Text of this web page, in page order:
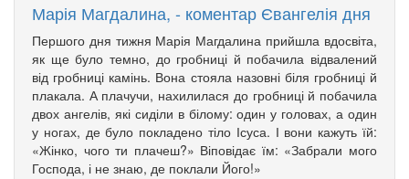
Марія Магдалина, - коментар Євангелія дня
Першого дня тижня Марія Магдалина прийшла вдосвіта,
як ще було темно, до гробниці й побачила відвалений
від гробниці камінь. Вона стояла назовні біля гробниці й
плакала. А плачучи, нахилилася до гробниці й побачила
двох ангелів, які сиділи в білому: один у головах, а один
у ногах, де було покладено тіло Ісуса. І вони кажуть їй:
«Жінко, чого ти плачеш?» Віповідає їм: «Забрали мого
Господа, і не знаю, де поклали Його!»